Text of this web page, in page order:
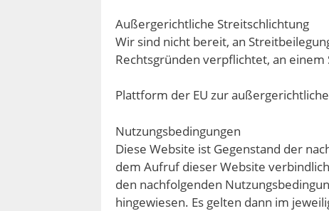
Außergerichtliche Streitschlichtung
Wir sind nicht bereit, an
Rechtsgründen verpflichtet, an
Plattform der EU zur
Nutzungsbedingungen
Diese Website ist Gegenstand der
dem Aufruf dieser Website
den nachfolgenden
hingewiesen. Es gelten dann im